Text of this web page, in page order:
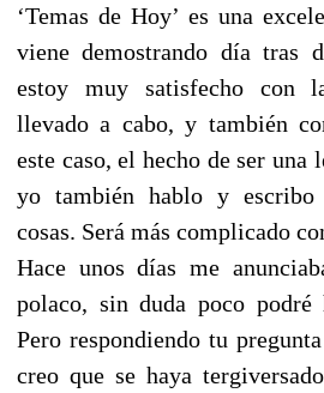
‘Temas de Hoy’ es una
viene demostrando día tras
estoy muy satisfecho con
llevado a cabo, y también
este caso, el hecho de ser una
yo también hablo y
cosas. Será más complicado
Hace unos días me
polaco, sin duda poco podré
Pero respondiendo tu
creo que se haya